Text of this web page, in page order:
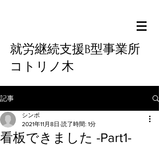
就労継続支援B型事業所
コトリノ木
記事
看板できました -Part1-
シンポ
2021年11月8日 読了時間: 1分